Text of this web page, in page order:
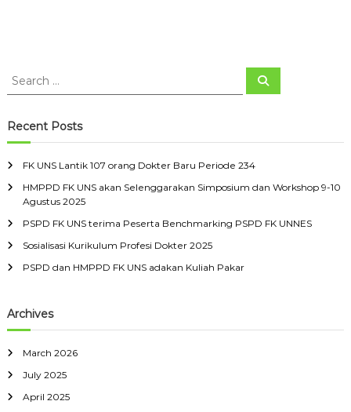
S
r
c
f
o
:
S
Recent Posts
FK UNS Lantik 107 orang Dokter Baru Periode 234
HMPPD FK UNS akan Selenggarakan Simposium dan Workshop 9-10
Agustus 2025
PSPD FK UNS terima Peserta Benchmarking PSPD FK UNNES
Sosialisasi Kurikulum Profesi Dokter 2025
PSPD dan HMPPD FK UNS adakan Kuliah Pakar
Archives
March 2026
July 2025
April 2025